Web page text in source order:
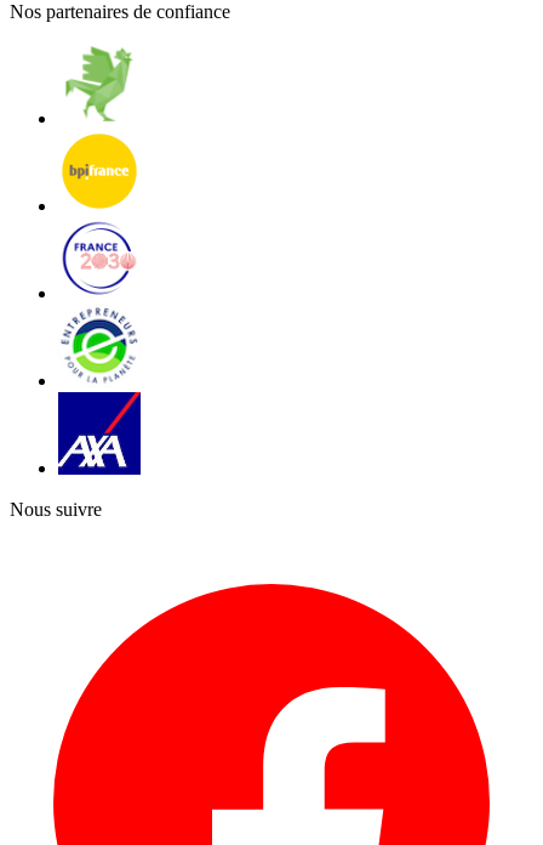
Nos partenaires de confiance
Nous suivre